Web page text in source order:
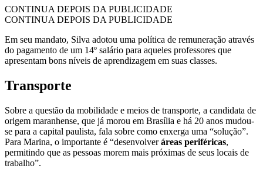
CONTINUA DEPOIS DA PUBLICIDADE
CONTINUA DEPOIS DA PUBLICIDADE
Em seu mandato, Silva adotou uma política de remuneração através
do pagamento de um 14º salário para aqueles professores que
apresentam bons níveis de aprendizagem em suas classes.
Transporte
Sobre a questão da mobilidade e meios de transporte, a candidata de
origem maranhense, que já morou em Brasília e há 20 anos mudou-
se para a capital paulista, fala sobre como enxerga uma “solução”.
Para Marina, o importante é “desenvolveráreas periféricas,
permitindo que as pessoas morem mais próximas de seus locais de
trabalho”.